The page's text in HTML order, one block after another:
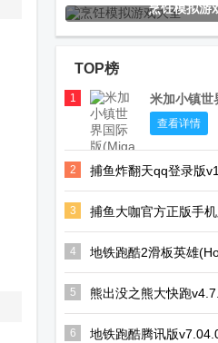
节奏盒子
重制版
穿越机
大胃袋模拟器
3D免费手机版
游戏
我的世界
计划ch酷
我的世界超级
英雄mod手机
版
石随机版
正版
烹饪模拟游
TOP榜
1
米加小镇
World)
查看详情
2 捕鱼炸翻天qq登录版
3 捕鱼大咖官方正版手
4
地铁跑酷2滑板英雄
Heroes)v1.12.0 国际
5 熊出没之熊大快跑
6 地铁跑酷腾讯版